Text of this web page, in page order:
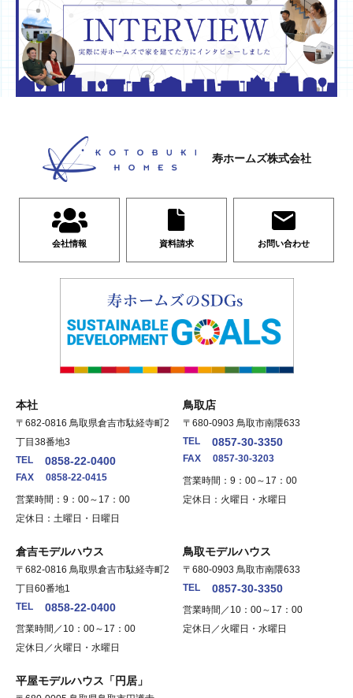
寿ホームズ株式会社
会社情報 資料請求 お問い合わせ
本社
〒682-0816 鳥取県倉吉市駄経寺町2
丁目38番地3
TEL
0858-22-0400
FAX
0858-22-0415
営業時間：9：00～17：00
定休日：土曜日・日曜日
鳥取店
〒680-0903 鳥取市南隈633
TEL
0857-30-3350
FAX
0857-30-3203
営業時間：9：00～17：00
定休日：火曜日・水曜日
倉吉モデルハウス
〒682-0816 鳥取県倉吉市駄経寺町2
丁目60番地1
TEL
0858-22-0400
営業時間／10：00～17：00
定休日／火曜日・水曜日
鳥取モデルハウス
〒680-0903 鳥取市南隈633
TEL
0857-30-3350
営業時間／10：00～17：00
定休日／火曜日・水曜日
平屋モデルハウス「円居」